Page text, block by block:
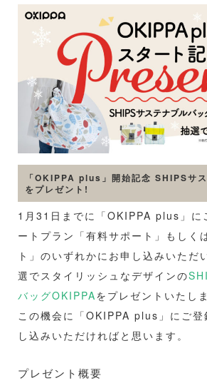
「OKIPPA plus」開始記念 SHIPSサ
をプレゼント!
1月31日までに「OKIPPA plus」に
ートプラン「有料サポート」もしく
ト」のいずれかにお申し込みいただ
選でスタイリッシュなデザインの
バッグOKIPPAをプレゼントいたしま
この機会に「OKIPPA plus」にご登
し込みいただければと思います。
プレゼント概要